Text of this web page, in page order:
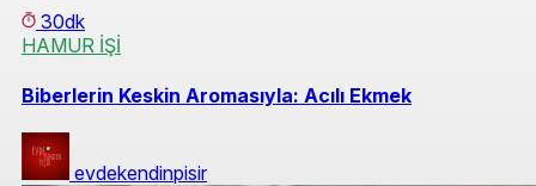
30dk
HAMUR İŞİ
Biberlerin Keskin Aromasıyla: Acılı Ekmek
evdekendinpisir